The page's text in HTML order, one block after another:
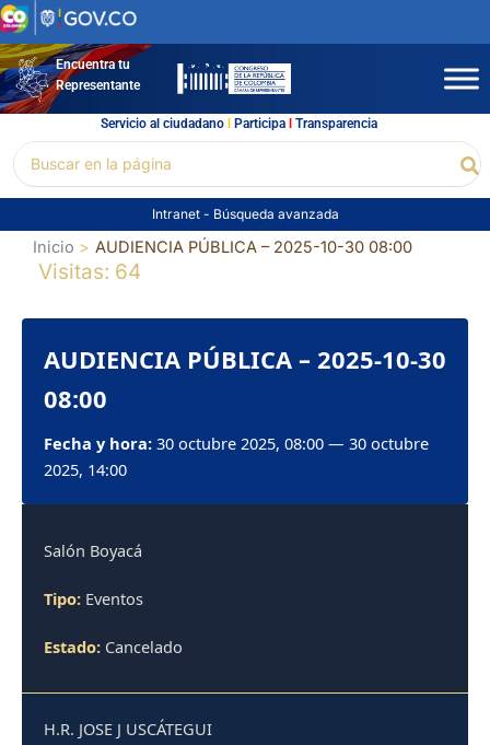
Ir
al
contenidoEncuentra tu
Representante
Servicio al ciudadano l Participal Transparencia
por:
Intranet - Búsqueda avanzada
Inicio AUDIENCIA PÚBLICA – 2025-10-30 08:00
Visitas: 64
AUDIENCIA PÚBLICA – 2025-10-30
08:00
Fecha y hora: 30 octubre 2025, 08:00 — 30 octubre
2025, 14:00
Salón Boyacá
Tipo: Eventos
Estado: Cancelado
H.R. JOSE J USCÁTEGUI